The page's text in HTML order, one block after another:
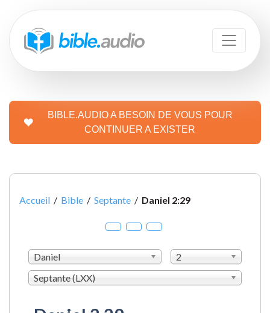
BIBLE.AUDIO A BESOIN DE VOUS POUR
CONTINUER A EXISTER
Accueil / Bible / Septante / Daniel 2:29
Daniel
2
Septante (LXX)